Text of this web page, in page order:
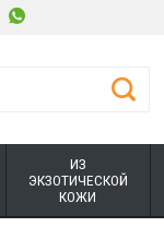
ИЗ
ЭКЗОТИЧЕСКОЙ
КОЖИ